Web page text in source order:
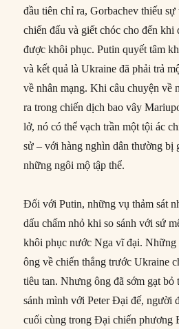
đầu tiên chỉ ra, Gorbachev thiếu sự
chiến đấu và giết chóc cho đến
được khôi phục. Putin quyết tâm
và kết quả là Ukraine đã phải trả
về nhân mạng. Khi câu chuyện về
ra trong chiến dịch bao vây
lở, nó có thể vạch trần một tội ác
sử – với hàng nghìn dân thường bị
những ngôi mộ tập thể.
Đối với Putin, những vụ thảm sát
dấu chấm nhỏ khi so sánh với sứ
khôi phục nước Nga vĩ đại. Những
ông về chiến thắng trước Ukraine
tiêu tan. Nhưng ông đã sớm gạt bỏ
sánh mình với Peter Đại đế, người
cuối cùng trong Đại chiến phương